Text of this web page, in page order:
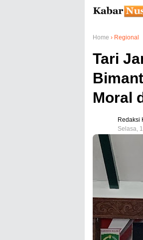
Home › Regional
Tari
Moral
Redaksi
Selasa,